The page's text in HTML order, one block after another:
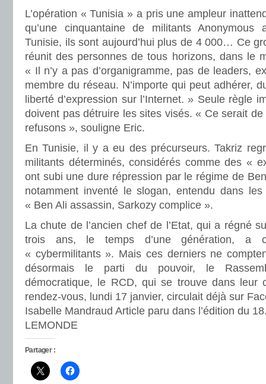
L’opération « Tunisia » a pris une ampleur
qu’une cinquantaine de militants
Tunisie, ils sont aujourd’hui plus de 4 000… Ce
réunit des personnes de tous horizons, dans le
« Il n’y a pas d’organigramme, pas de leaders,
membre du réseau. N’importe qui peut adhérer,
liberté d’expression sur l’Internet. » Seule règle
doivent pas détruire les sites visés. « Ce serait
refusons », souligne Eric.
En Tunisie, il y a eu des précurseurs. Takriz
militants déterminés, considérés comme des «
ont subi une dure répression par le régime de
notamment inventé le slogan, entendu dans
« Ben Ali assassin, Sarkozy complice ».
La chute de l’ancien chef de l’Etat, qui a régné
trois ans, le temps d’une génération, a
« cybermilitants ». Mais ces derniers ne
désormais le parti du pouvoir, le
démocratique, le RCD, qui se trouve dans leur
rendez-vous, lundi 17 janvier, circulait déjà sur
Isabelle Mandraud Article paru dans l’édition du
LEMONDE
Partager :